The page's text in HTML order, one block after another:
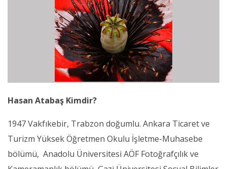
Hasan Atabaş Kimdir?
1947 Vakfıkebir, Trabzon doğumlu. Ankara Ticaret ve
Turizm Yüksek Öğretmen Okulu İşletme-Muhasebe
bölümü, Anadolu Üniversitesi AÖF Fotoğrafçılık ve